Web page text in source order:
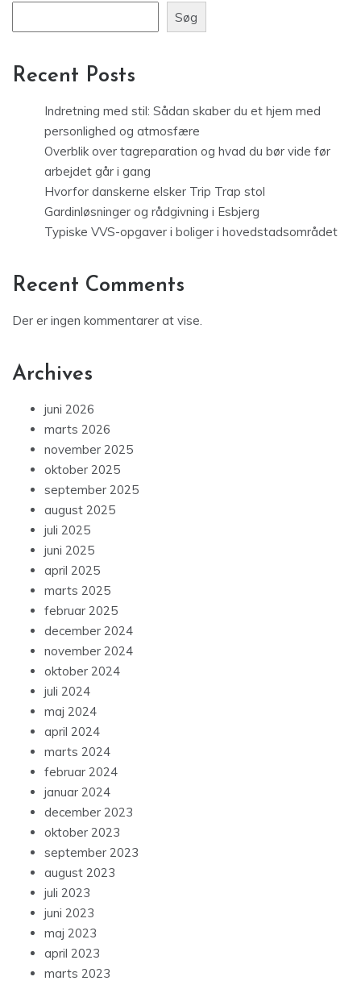
Søg
Recent Posts
Indretning med stil: Sådan skaber du et hjem med
personlighed og atmosfære
Overblik over tagreparation og hvad du bør vide før
arbejdet går i gang
Hvorfor danskerne elsker Trip Trap stol
Gardinløsninger og rådgivning i Esbjerg
Typiske VVS-opgaver i boliger i hovedstadsområdet
Recent Comments
Der er ingen kommentarer at vise.
Archives
juni 2026
marts 2026
november 2025
oktober 2025
september 2025
august 2025
juli 2025
juni 2025
april 2025
marts 2025
februar 2025
december 2024
november 2024
oktober 2024
juli 2024
maj 2024
april 2024
marts 2024
februar 2024
januar 2024
december 2023
oktober 2023
september 2023
august 2023
juli 2023
juni 2023
maj 2023
april 2023
marts 2023